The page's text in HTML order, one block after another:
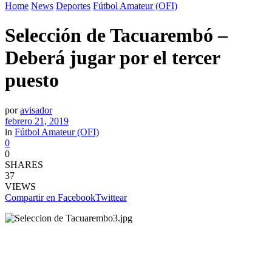
Home News Deportes Fútbol Amateur (OFI)
Selección de Tacuarembó –
Deberá jugar por el tercer
puesto
por avisador
febrero 21, 2019
in Fútbol Amateur (OFI)
0
0
SHARES
37
VIEWS
Compartir en FacebookTwittear